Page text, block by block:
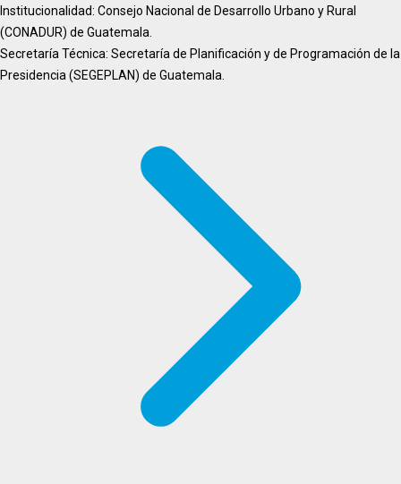
Institucionalidad: Consejo Nacional de Desarrollo Urbano y Rural
(CONADUR) de Guatemala.
Secretaría Técnica: Secretaría de Planificación y de Programación de la
Presidencia (SEGEPLAN) de Guatemala.